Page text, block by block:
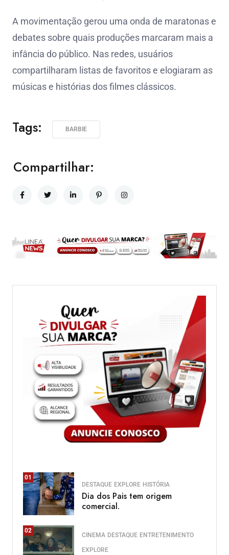
A movimentação gerou uma onda de maratonas e
debates sobre quais produções marcaram mais a
infância do público. Nas redes, usuários
compartilharam listas de favoritos e elogiaram as
músicas e histórias dos filmes clássicos.
Tags: BARBIE
Compartilhar:
01
DESTAQUE EXPLORE HISTÓRIA
Dia dos Pais tem origem
comercial.
02
CINEMA DESTAQUE ENTRETENIMENTO
EXPLORE